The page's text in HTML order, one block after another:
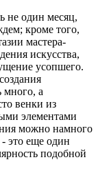
не один месяц,
кроме того,
мастера-
искусства,
усопшего.
много, а
венки из
элементами
можно намного
это еще один
подобной